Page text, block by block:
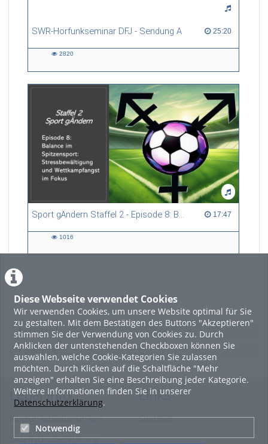
Diese Webseite verwendet Cookies
Wir verwenden Cookies, um unsere Website optimal für Sie
zu gestalten. Mit dem Bestätigen des Buttons "Akzeptieren"
stimmen Sie der Verwendung von Cookies zu. Durch
Anklicken der untenstehenden Checkboxen können Sie
auswählen, welche Cookie-Kategorien Sie zulassen
möchten. Durch Klicken auf die Schaltfläche "Mehr
anzeigen" erhalten Sie eine Beschreibung jeder Kategorie.
Weitere Informationen finden Sie in unserer
Datenschutzerklärung.
Notwendig
SWR-Hörfunkseminar DFJ - Sendung A 25:20
25:20 duration
2820
Sport gÄndern Staffel 2 - Episode 8: Balance im Spitzensport: Stressbewältigung und Wettkampfangst im Fokus 17:47
17:47 duration
1016
LADE MEHR
Featured
Beliebtheit
Legal Info
Nutzungsbedingungen
Datenschutzerklärung
Links
Sitemap